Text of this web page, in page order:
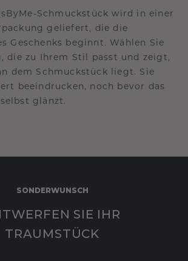
Schmuckstück wird in einer
geliefert, die die
Geschenks beginnt. Wählen Sie
die zu Ihrem Stil passt und zeigt,
dem Schmuckstück liegt. Sie
beeindrucken, noch bevor das
glänzt.
SONDERWUNSCH
SIE IHR
TRAUMSTÜCK